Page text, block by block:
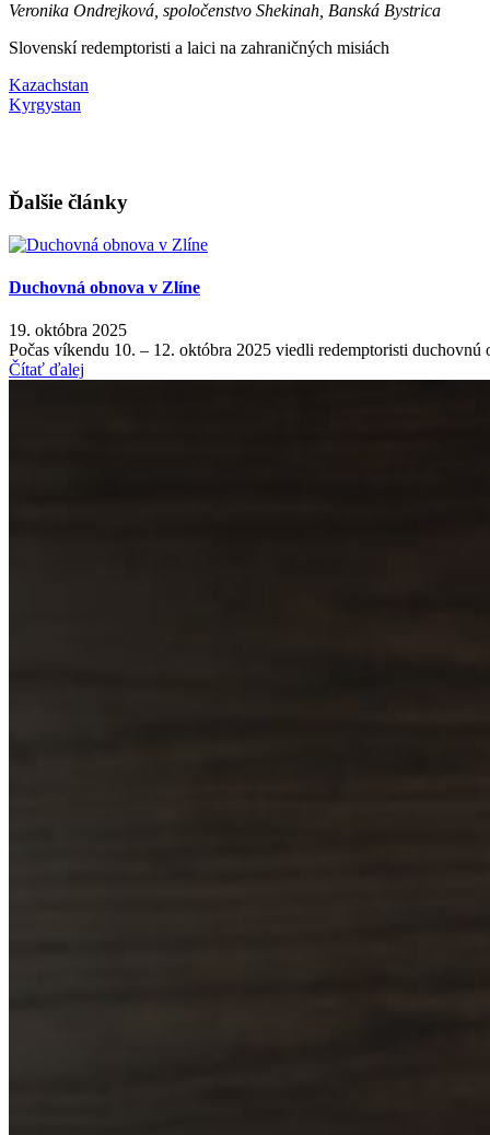
Veronika Ondrejková, spoločenstvo Shekinah, Banská Bystrica
Slovenskí redemptoristi a laici na zahraničných misiách
Kazachstan
Kyrgystan
Ďalšie články
Duchovná obnova v Zlíne
19. októbra 2025
Počas víkendu 10. – 12. októbra 2025 viedli redemptoristi
Čítať ďalej